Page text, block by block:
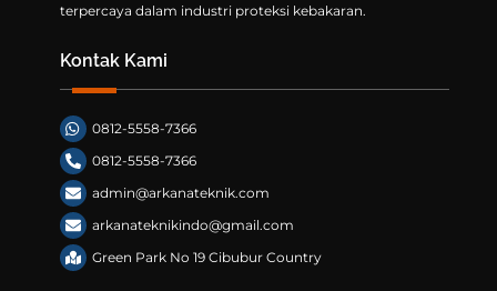
terpercaya dalam industri proteksi kebakaran.
Kontak Kami
0812-5558-7366
0812-5558-7366
admin@arkanateknik.com
arkanateknikindo@gmail.com
Green Park No 19 Cibubur Country